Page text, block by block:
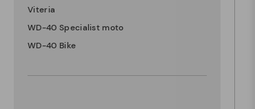
Viteria
WD-40 Specialist moto
WD-40 Bike